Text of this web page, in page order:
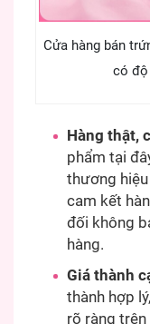
Cửa hàng bán
có độ
Hàng thật,
phẩm tại
thương
cam kết
đối không
hàng.
Giá thành
thành hợp
rõ ràng